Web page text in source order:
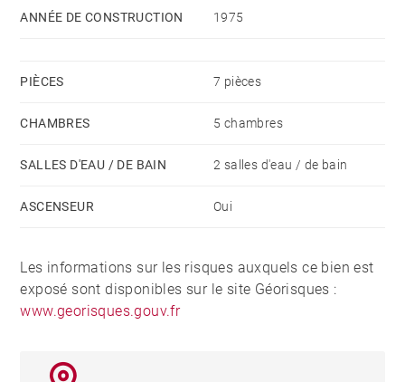
ANNÉE DE CONSTRUCTION 1975
PIÈCES 7 pièces
CHAMBRES 5 chambres
SALLES D'EAU / DE BAIN 2 salles d'eau / de bain
ASCENSEUR Oui
Les informations sur les risques auxquels ce bien est
exposé sont disponibles sur le site Géorisques :
www.georisques.gouv.fr